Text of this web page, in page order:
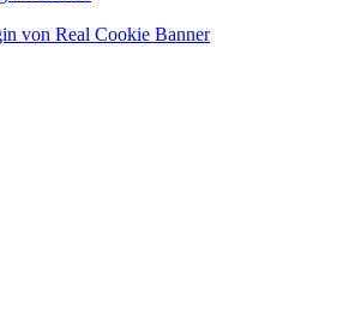
von Real Cookie Banner